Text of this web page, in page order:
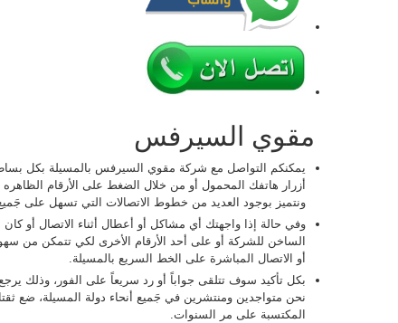
مقوي السيرفس
يمكنكم التواصل مع شركة مقوي السيرفس بالمسيلة بكل
أزرار هاتفك المحمول أو من خلال الضغط على الأرقام
ونتميز بوجود العديد من خطوط الاتصالات التي تسهل على جَميع
وفي حالة إذا واجهتك أي مشاكل أو أعطال أثناء الاتصال أو
الساخن للشركة أو على أحد الأرقام الأخرى لكي تتمكن من
أو الاتصال المباشرة على الخط السريع بالمسيلة.
بكل تأكيد سوف تتلقى جواباً أو رد سريعاً على الفور، وذلك يرجع
نحن متواجدين ومنتشرين في جَميع أنحاء دولة المسيلة، ضع
المكتسبة على مر السنوات.